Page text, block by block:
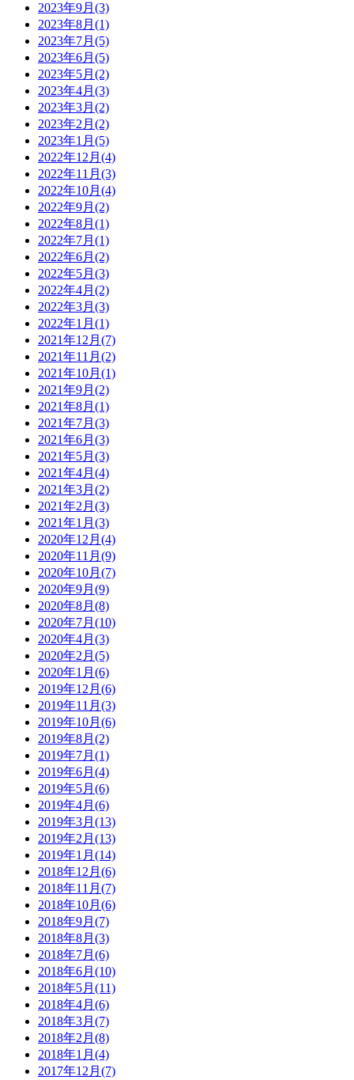
2023年9月(3)
2023年8月(1)
2023年7月(5)
2023年6月(5)
2023年5月(2)
2023年4月(3)
2023年3月(2)
2023年2月(2)
2023年1月(5)
2022年12月(4)
2022年11月(3)
2022年10月(4)
2022年9月(2)
2022年8月(1)
2022年7月(1)
2022年6月(2)
2022年5月(3)
2022年4月(2)
2022年3月(3)
2022年1月(1)
2021年12月(7)
2021年11月(2)
2021年10月(1)
2021年9月(2)
2021年8月(1)
2021年7月(3)
2021年6月(3)
2021年5月(3)
2021年4月(4)
2021年3月(2)
2021年2月(3)
2021年1月(3)
2020年12月(4)
2020年11月(9)
2020年10月(7)
2020年9月(9)
2020年8月(8)
2020年7月(10)
2020年4月(3)
2020年2月(5)
2020年1月(6)
2019年12月(6)
2019年11月(3)
2019年10月(6)
2019年8月(2)
2019年7月(1)
2019年6月(4)
2019年5月(6)
2019年4月(6)
2019年3月(13)
2019年2月(13)
2019年1月(14)
2018年12月(6)
2018年11月(7)
2018年10月(6)
2018年9月(7)
2018年8月(3)
2018年7月(6)
2018年6月(10)
2018年5月(11)
2018年4月(6)
2018年3月(7)
2018年2月(8)
2018年1月(4)
2017年12月(7)